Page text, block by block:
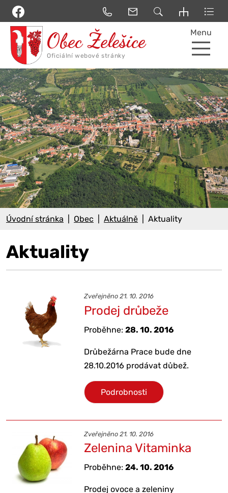
Menu
Úvodní stránka Obec Aktuálně Aktuality
Aktuality
Zveřejněno 21. 10. 2016
Prodej drůbeže
Proběhne:28. 10. 2016
Drůbežárna Prace bude dne
28.10.2016 prodávat důbež.
Podrobnosti
Zveřejněno 21. 10. 2016
Zelenina Vitaminka
Proběhne:24. 10. 2016
Prodej ovoce a zeleniny